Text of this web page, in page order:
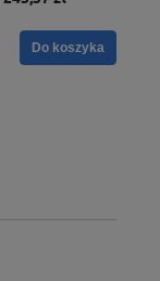
Do koszyka